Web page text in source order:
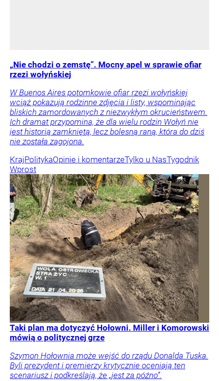
„Nie chodzi o zemstę”. Mocny apel w sprawie ofiar
rzezi wołyńskiej
W Buenos Aires potomkowie ofiar rzezi wołyńskiej
wciąż pokazują rodzinne zdjęcia i listy, wspominając
bliskich zamordowanych z niezwykłym okrucieństwem.
Ich dramat przypomina, że dla wielu rodzin Wołyń nie
jest historią zamkniętą, lecz bolesną raną, która do dziś
nie została zagojona.
KrajPolitykaOpinie i komentarzeTylko u NasTygodnik
Wprost
Taki plan ma dotyczyć Hołowni. Miller i Komorowski
mówią o politycznej grze
Szymon Hołownia może wejść do rządu Donalda Tuska.
Byli prezydent i premierzy krytycznie oceniają ten
scenariusz i podkreślają, że „jest za późno”.